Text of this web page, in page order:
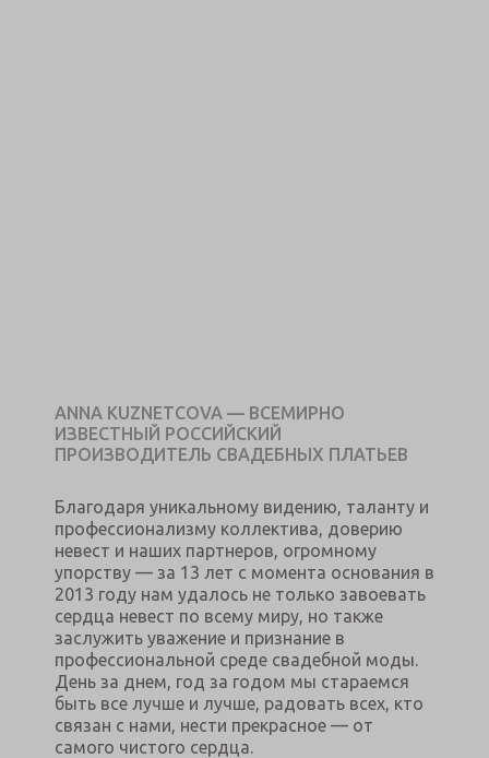
ANNA KUZNETCOVA — ВСЕМИРНО
ИЗВЕСТНЫЙ РОССИЙСКИЙ
ПРОИЗВОДИТЕЛЬ СВАДЕБНЫХ ПЛАТЬЕВ
Благодаря уникальному видению, таланту и
профессионализму коллектива, доверию
невест и наших партнеров, огромному
упорству — за 13 лет с момента основания в
2013 году нам удалось не только завоевать
сердца невест по всему миру, но также
заслужить уважение и признание в
профессиональной среде свадебной моды.
День за днем, год за годом мы стараемся
быть все лучше и лучше, радовать всех, кто
связан с нами, нести прекрасное — от
самого чистого сердца.